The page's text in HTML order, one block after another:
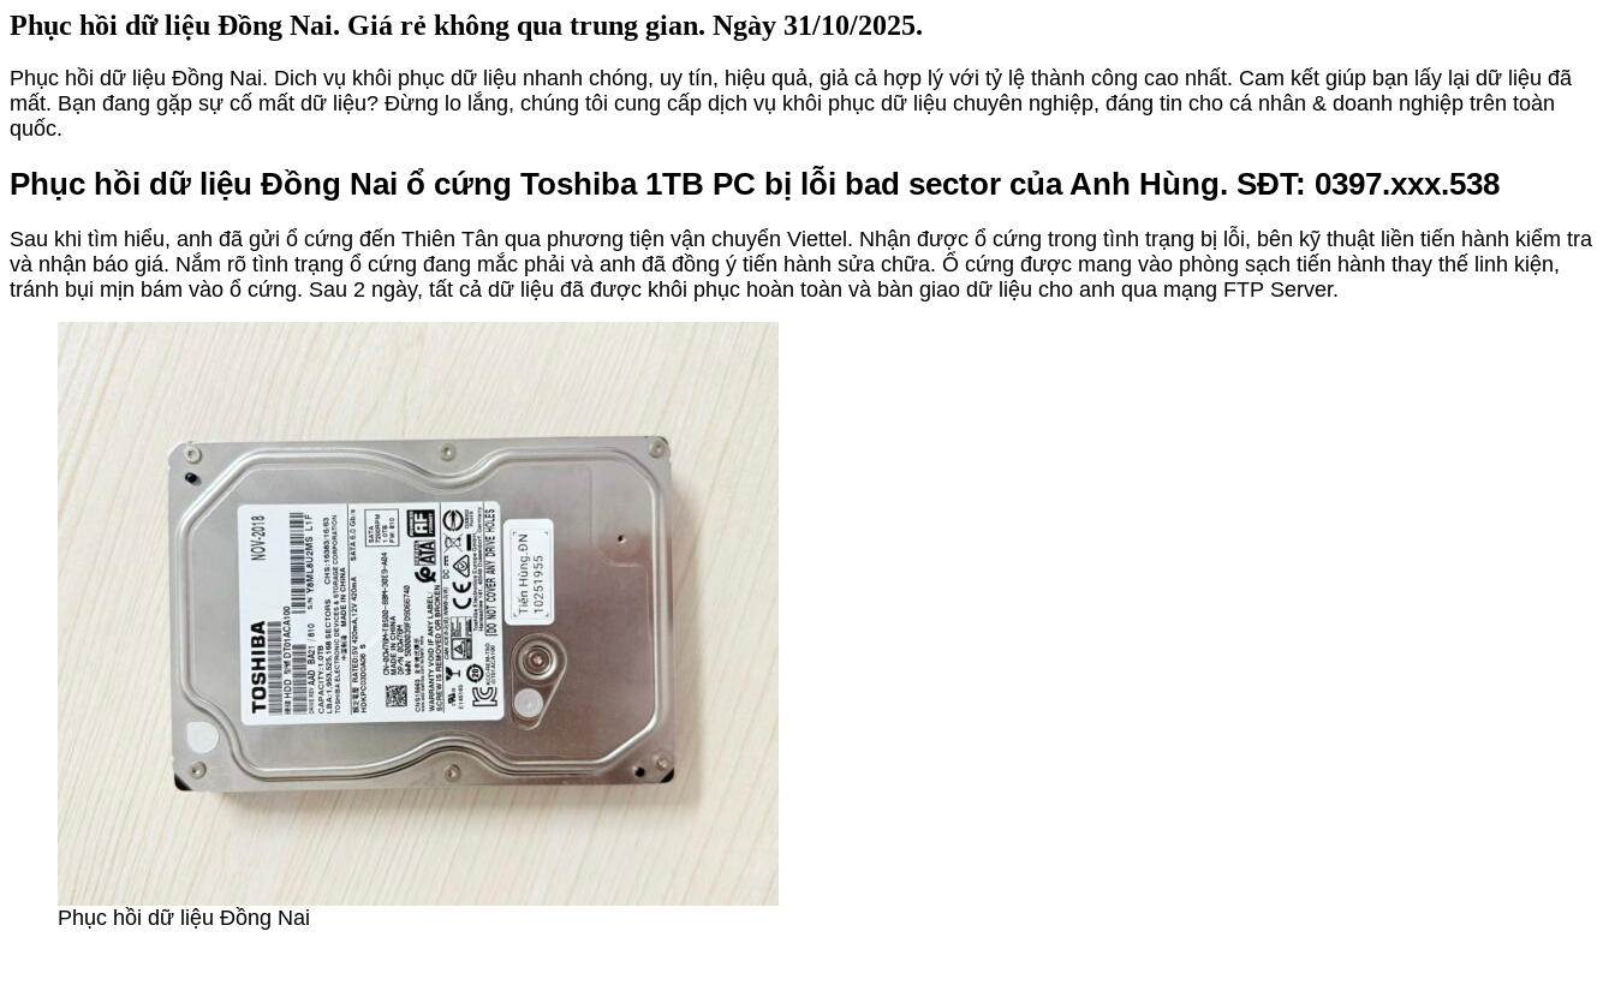
Phục hồi dữ liệu Đồng Nai. Giá rẻ không qua trung gian. Ngày 31/10/2025.
Phục hồi dữ liệu Đồng Nai. Dich vụ khôi phục dữ liệu nhanh chóng, uy tín, hiệu quả, giả cả hợp lý với tỷ lệ thành công cao nhất. Cam kết giúp bạn lấy lại dữ liệu đã
mất. Bạn đang gặp sự cố mất dữ liệu? Đừng lo lắng, chúng tôi cung cấp dịch vụ khôi phục dữ liệu chuyên nghiệp, đáng tin cho cá nhân & doanh nghiệp trên toàn
quốc.
Phục hồi dữ liệu Đồng Nai ổ cứng Toshiba 1TB PC bị lỗi bad sector của Anh Hùng. SĐT: 0397.xxx.538
Sau khi tìm hiểu, anh đã gửi ổ cứng đến Thiên Tân qua phương tiện vận chuyển Viettel. Nhận được ổ cứng trong tình trạng bị lỗi, bên kỹ thuật liền tiến hành kiểm tra
và nhận báo giá. Nắm rõ tình trạng ổ cứng đang mắc phải và anh đã đồng ý tiến hành sửa chữa. Ổ cứng được mang vào phòng sạch tiến hành thay thế linh kiện,
tránh bụi mịn bám vào ổ cứng. Sau 2 ngày, tất cả dữ liệu đã được khôi phục hoàn toàn và bàn giao dữ liệu cho anh qua mạng FTP Server.
Phục hồi dữ liệu Đồng Nai